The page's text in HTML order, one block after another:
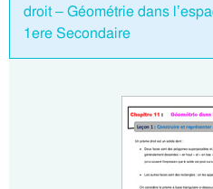
droit – Géométrie dans
1ere Secondaire